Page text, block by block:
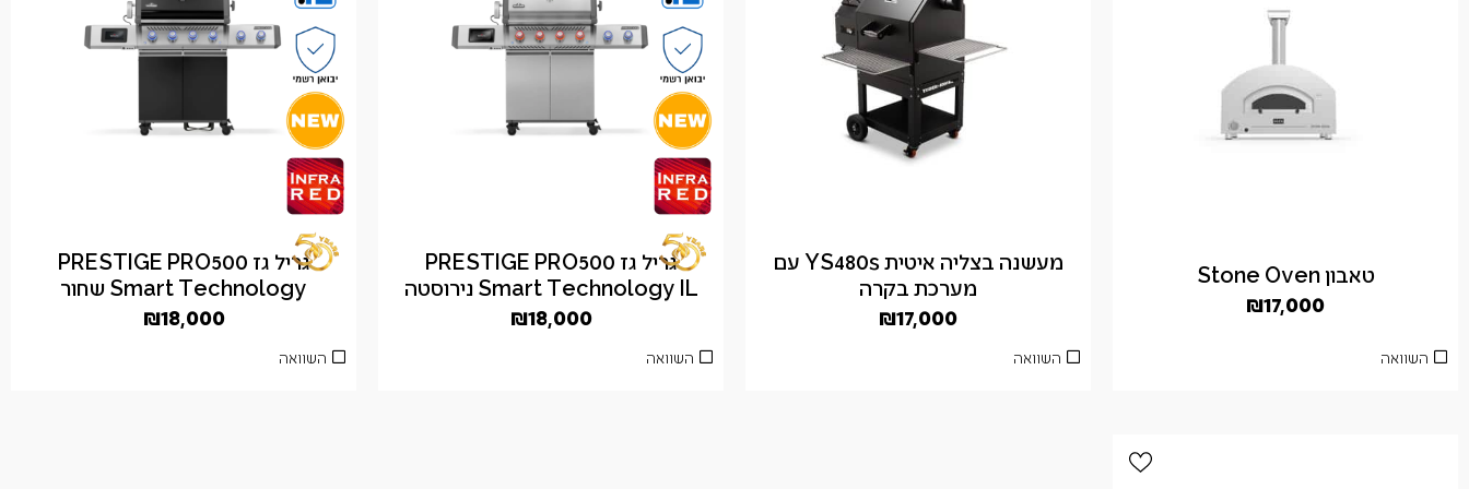
טאבון Stone Oven
₪17,000
השוואה
מעשנה בצליה איטית YS480s עם
מערכת בקרה
₪17,000
השוואה
גריל גז PRESTIGE PRO500
Smart Technology IL נירוסטה
₪18,000
השוואה
גריל גז PRESTIGE PRO500
Smart Technology שחור
₪18,000
השוואה